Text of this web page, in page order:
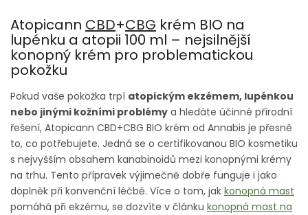
Atopicann CBD+CBG krém BIO na
lupénku a atopii 100 ml – nejsilnější
konopný krém pro problematickou
pokožku
Pokud vaše pokožka trpí atopickým ekzémem, lupénkou
nebo jinými kožními problémy a hledáte účinné přírodní
řešení, Atopicann CBD+CBG BIO krém od Annabis je přesně
to, co potřebujete. Jedná se o certifikovanou BIO kosmetiku
s nejvyšším obsahem kanabinoidů mezi konopnými krémy
na trhu. Tento přípravek výjimečně dobře funguje i jako
doplněk při konvenční léčbě. Více o tom, jak konopná mast
pomáhá při ekzému, se dozvíte v článku konopná mast na